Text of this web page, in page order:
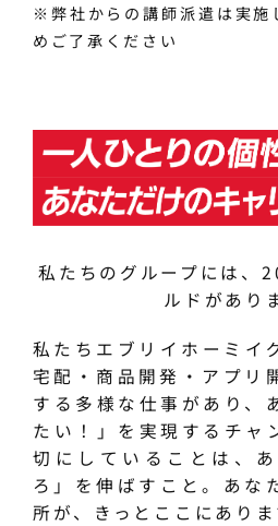
※弊社からの講師派遣は実施
めご了承ください
私たちのグループには、
ルドがあり
私たちエブリイホーミイ
宅配・商品開発・アプリ
する多様な仕事があり、
たい！」を実現するチャ
切にしていることは、
ろ」を伸ばすこと。あな
所が、きっとここにありま